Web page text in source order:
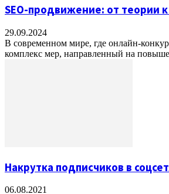
SEO-продвижение: от теории
29.09.2024
В современном мире, где онлайн-
комплекс мер, направленный на
Накрутка подписчиков в
06.08.2021